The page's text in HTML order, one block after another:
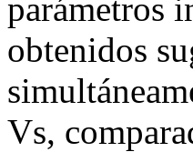
parámetros
obtenidos
Vs,